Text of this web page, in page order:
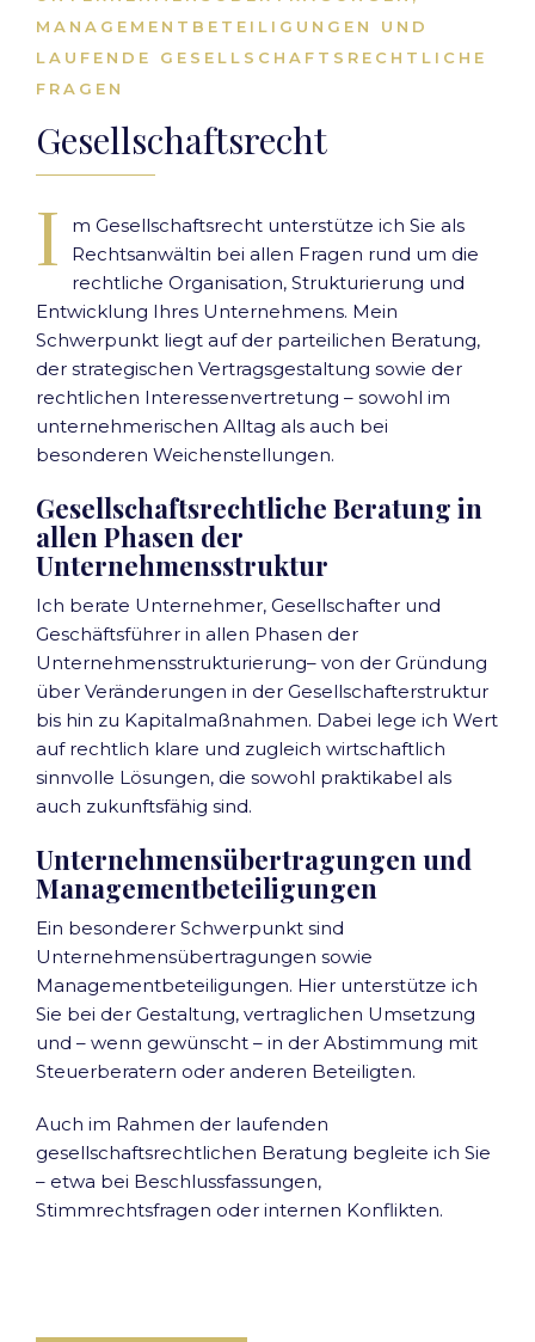
MANAGEMENTBETEILIGUNGEN UND
LAUFENDE GESELLSCHAFTSRECHTLICHE
FRAGEN
Gesellschaftsrecht
I
m Gesellschaftsrecht unterstütze ich Sie als
Rechtsanwältin bei allen Fragen rund um die
rechtliche Organisation, Strukturierung und
Entwicklung Ihres Unternehmens. Mein
Schwerpunkt liegt auf der parteilichen Beratung,
der strategischen Vertragsgestaltung sowie der
rechtlichen Interessenvertretung – sowohl im
unternehmerischen Alltag als auch bei
besonderen Weichenstellungen.
Gesellschaftsrechtliche Beratung in
allen Phasen der
Unternehmensstruktur
Ich berate Unternehmer, Gesellschafter und
Geschäftsführer in allen Phasen der
Unternehmensstrukturierung– von der Gründung
über Veränderungen in der Gesellschafterstruktur
bis hin zu Kapitalmaßnahmen. Dabei lege ich Wert
auf rechtlich klare und zugleich wirtschaftlich
sinnvolle Lösungen, die sowohl praktikabel als
auch zukunftsfähig sind.
Unternehmensübertragungen und
Managementbeteiligungen
Ein besonderer Schwerpunkt sind
Unternehmensübertragungen sowie
Managementbeteiligungen. Hier unterstütze ich
Sie bei der Gestaltung, vertraglichen Umsetzung
und – wenn gewünscht – in der Abstimmung mit
Steuerberatern oder anderen Beteiligten.
Auch im Rahmen der laufenden
gesellschaftsrechtlichen Beratung begleite ich Sie
– etwa bei Beschlussfassungen,
Stimmrechtsfragen oder internen Konflikten.